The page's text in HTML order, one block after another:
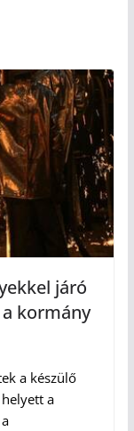
járó
kormány
a készülő
a